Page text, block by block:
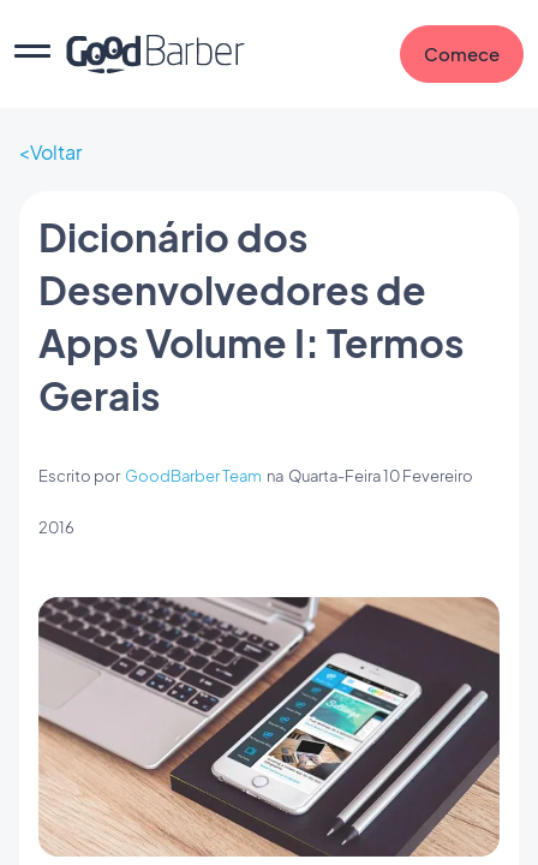
Comece
Voltar
Dicionário dos
Desenvolvedores de
Apps Volume I: Termos
Gerais
Escrito por GoodBarber Team na Quarta-Feira 10 Fevereiro
2016